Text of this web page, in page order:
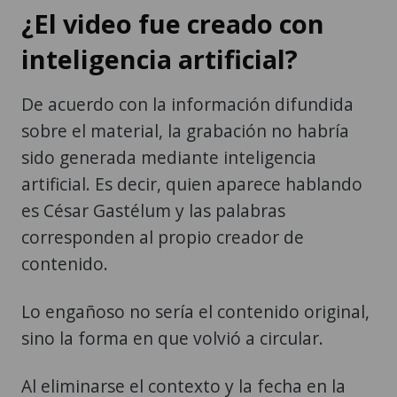
¿El video fue creado con
inteligencia artificial?
De acuerdo con la información difundida
sobre el material, la grabación no habría
sido generada mediante inteligencia
artificial. Es decir, quien aparece hablando
es César Gastélum y las palabras
corresponden al propio creador de
contenido.
Lo engañoso no sería el contenido original,
sino la forma en que volvió a circular.
Al eliminarse el contexto y la fecha en la